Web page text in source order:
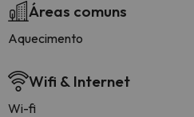
Áreas comuns
Aquecimento
Wifi & Internet
Wi-fi